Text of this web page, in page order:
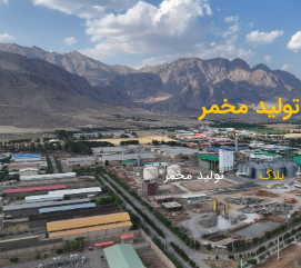
تولید مخمر
بلاگ تولید مخمر